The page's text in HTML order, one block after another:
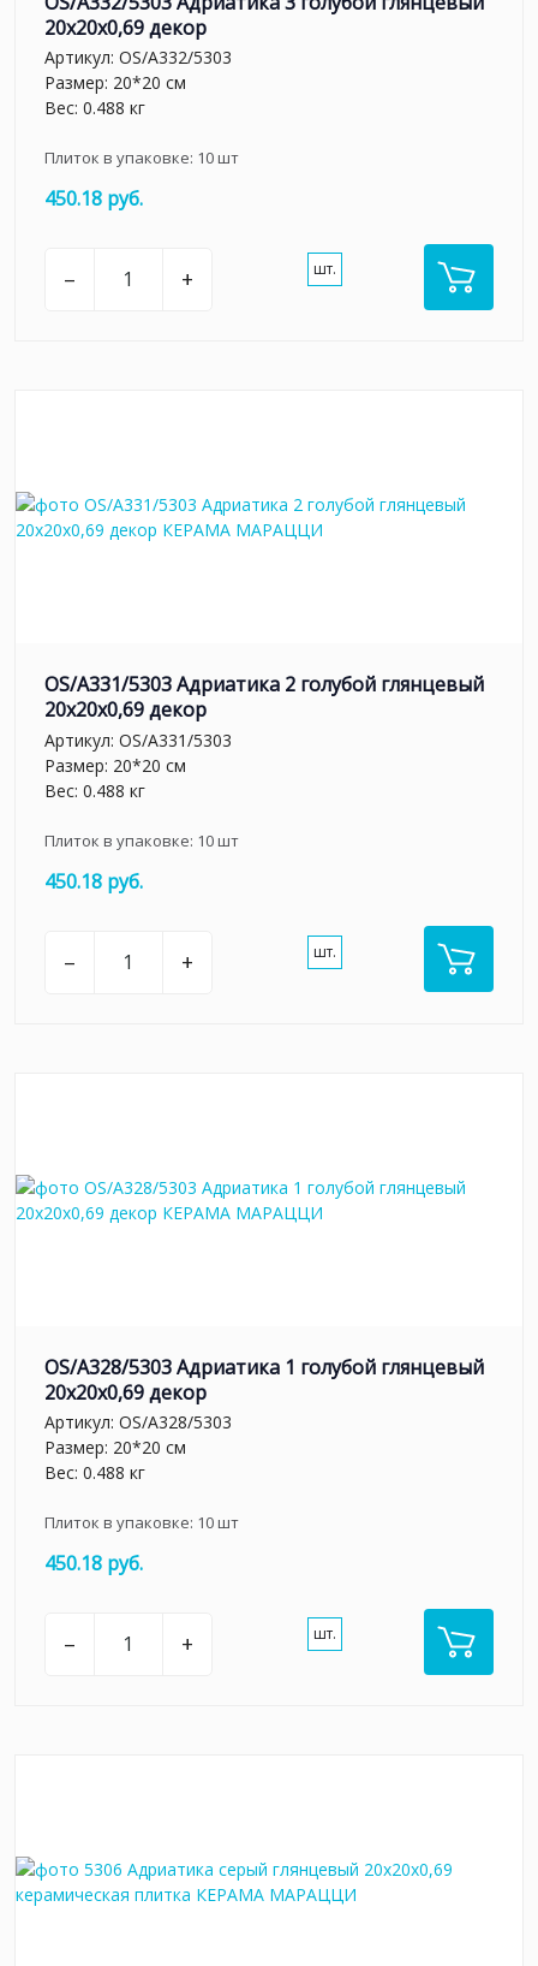
20x20x0,69 декор
Артикул: OS/A332/5303
Размер: 20*20 см
Вес: 0.488 кг
Плиток в упаковке: 10шт
450.18 руб.
– + шт.
OS/A331/5303 Адриатика 2 голубой глянцевый
20x20x0,69 декор
Артикул: OS/A331/5303
Размер: 20*20 см
Вес: 0.488 кг
Плиток в упаковке: 10шт
450.18 руб.
– + шт.
OS/A328/5303 Адриатика 1 голубой глянцевый
20x20x0,69 декор
Артикул: OS/A328/5303
Размер: 20*20 см
Вес: 0.488 кг
Плиток в упаковке: 10шт
450.18 руб.
– + шт.